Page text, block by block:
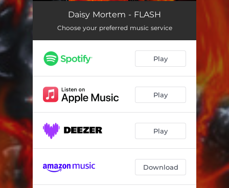
La Ville Du Diable
Anesthésie 03:01
Tout Est Beau 04:00
Flash 04:23
Pompéi 02:18
Sauvez-Moi 03:07
Bienvenue 04:27
Daisy Mortem - FLASH
Choose your preferred music service
Play
Play
Play
Download